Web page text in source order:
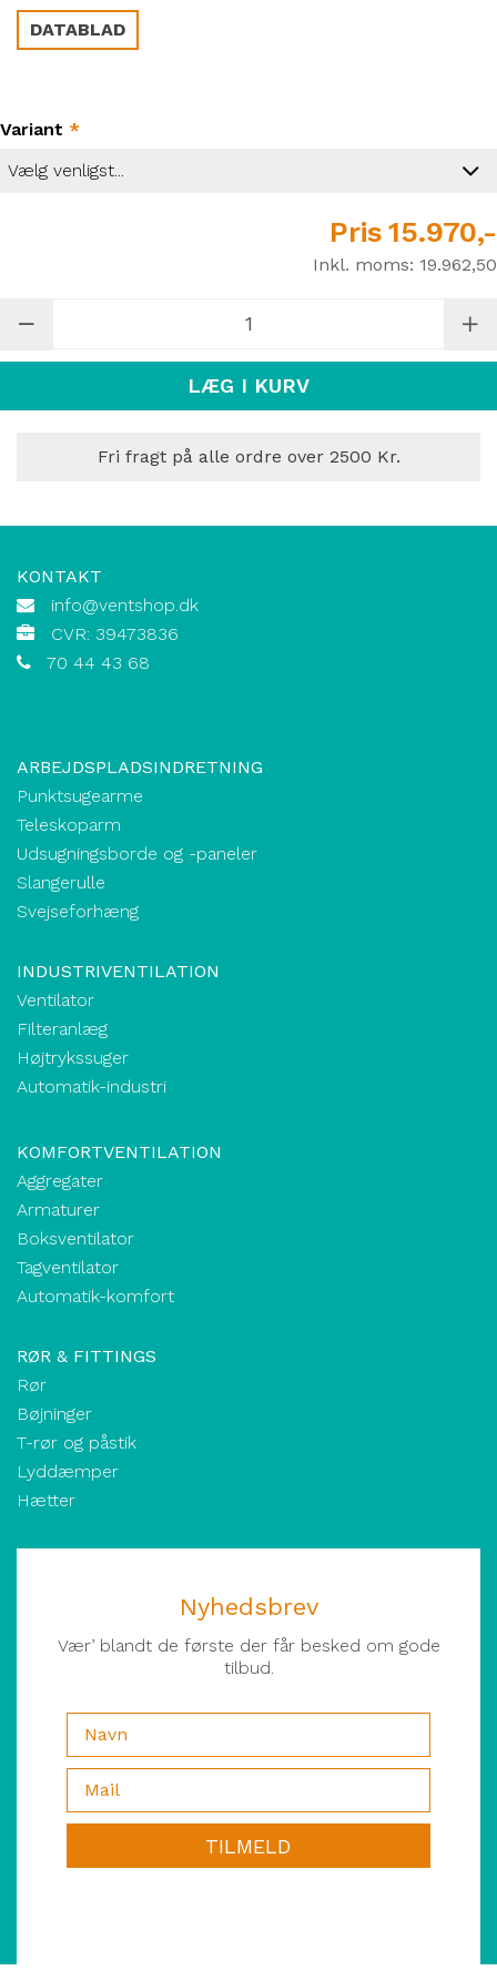
DATABLAD
Variant *
Pris 15.970,-
Inkl. moms: 19.962,50
LÆG I KURV
Fri fragt på alle ordre over 2500 Kr.
KONTAKT
info@ventshop.dk
CVR: 39473836
70 44 43 68
ARBEJDSPLADSINDRETNING
Punktsugearme
Teleskoparm
Udsugningsborde og -paneler
Slangerulle
Svejseforhæng
INDUSTRIVENTILATION
Ventilator
Filteranlæg
Højtrykssuger
Automatik-industri
KOMFORTVENTILATION
Aggregater
Armaturer
Boksventilator
Tagventilator
Automatik-komfort
RØR & FITTINGS
Rør
Bøjninger
T-rør og påstik
Lyddæmper
Hætter
Nyhedsbrev
Vær’ blandt de første der får besked om gode
tilbud.
TILMELD